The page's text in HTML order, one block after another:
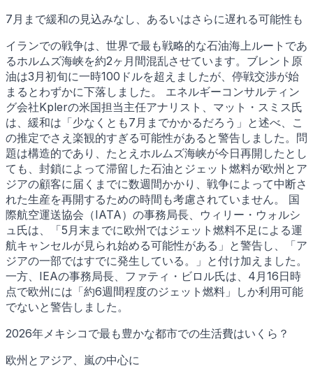
7月まで緩和の見込みなし、あるいはさらに遅れる可能性も
イランでの戦争は、世界で最も戦略的な石油海上ルートであ
るホルムズ海峡を約2ヶ月間混乱させています。ブレント原
油は3月初旬に一時100ドルを超えましたが、停戦交渉が始
まるとわずかに下落しました。 エネルギーコンサルティン
グ会社Kplerの米国担当主任アナリスト、マット・スミス氏
は、緩和は「少なくとも7月までかかるだろう」と述べ、こ
の推定でさえ楽観的すぎる可能性があると警告しました。問
題は構造的であり、たとえホルムズ海峡が今日再開したとし
ても、封鎖によって滞留した石油とジェット燃料が欧州とア
ジアの顧客に届くまでに数週間かかり、戦争によって中断さ
れた生産を再開するための時間も考慮されていません。 国
際航空運送協会（IATA）の事務局長、ウィリー・ウォルシ
ュ氏は、「5月末までに欧州ではジェット燃料不足による運
航キャンセルが見られ始める可能性がある」と警告し、「ア
ジアの一部ではすでに発生している。」と付け加えました。
一方、IEAの事務局長、ファティ・ビロル氏は、4月16日時
点で欧州には「約6週間程度のジェット燃料」しか利用可能
でないと警告しました。
2026年メキシコで最も豊かな都市での生活費はいくら？
欧州とアジア、嵐の中心に